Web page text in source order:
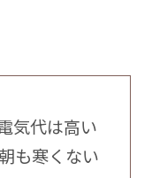
気代は高い
も寒くない